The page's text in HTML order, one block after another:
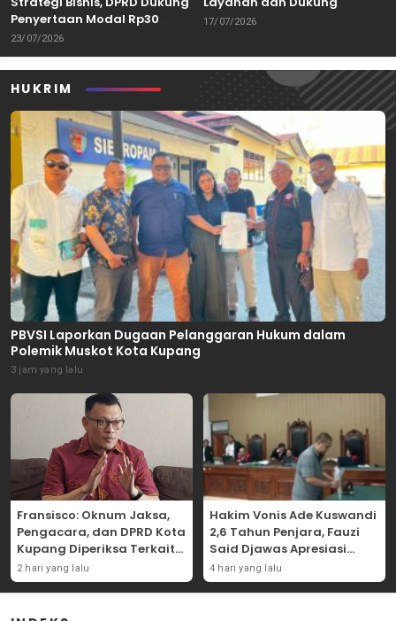
Penyertaan Modal Rp30
Miliar
23/07/2026
Pertumbuhan Ekonomi NTT
17/07/2026
HUKRIM
PBVSI Laporkan Dugaan Pelanggaran Hukum dalam
Polemik Muskot Kota Kupang
3 jam yang lalu
Fransisco: Oknum Jaksa,
Pengacara, dan DPRD Kota
Kupang Diperiksa Terkait
Kasus Akun TikTok Lika Liku
NTT
2 hari yang lalu
Hakim Vonis Ade Kuswandi
2,6 Tahun Penjara, Fauzi
Said Djawas Apresiasi
Putusan
4 hari yang lalu